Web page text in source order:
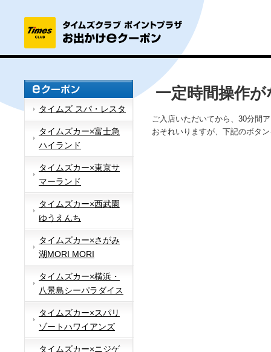
タイムズ スパ・レスタ
タイムズカー×富士急
ハイランド
タイムズカー×東京サ
マーランド
タイムズカー×西武園
ゆうえんち
タイムズカー×さがみ
湖MORI MORI
タイムズカー×横浜・
八景島シーパラダイス
タイムズカー×スパリ
ゾートハワイアンズ
タイムズカー×ニジゲ
一定時間操作
ご入店いただいてから、30分間
おそれいりますが、下記のボタ